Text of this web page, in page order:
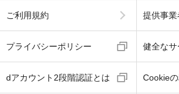
ご利用規約 提供事
プライバシーポリシー 健全な
dアカウント2段階認証とは Cookie